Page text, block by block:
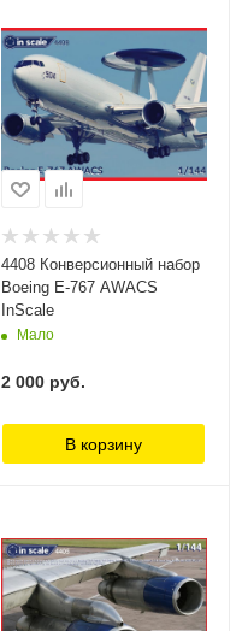
4408 Конверсионный набор
Boeing E-767 AWACS
InScale
Мало
2 000 руб.
В корзину